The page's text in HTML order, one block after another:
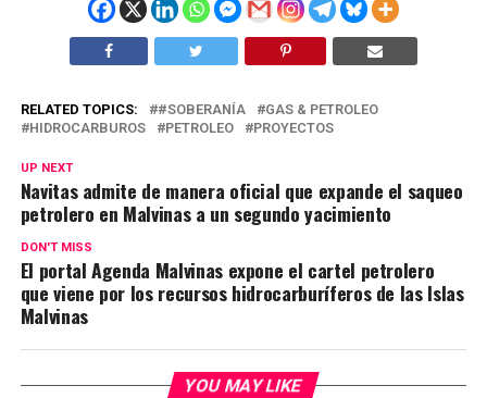
RELATED TOPICS: #SOBERANÍA
GAS & PETROLEO
HIDROCARBUROS
PETROLEO PROYECTOS
UP NEXT
Navitas admite de manera oficial que expande el saqueo
petrolero en Malvinas a un segundo yacimiento
DON'T MISS
El portal Agenda Malvinas expone el cartel petrolero
que viene por los recursos hidrocarburíferos de las Islas
Malvinas
YOU MAY LIKE